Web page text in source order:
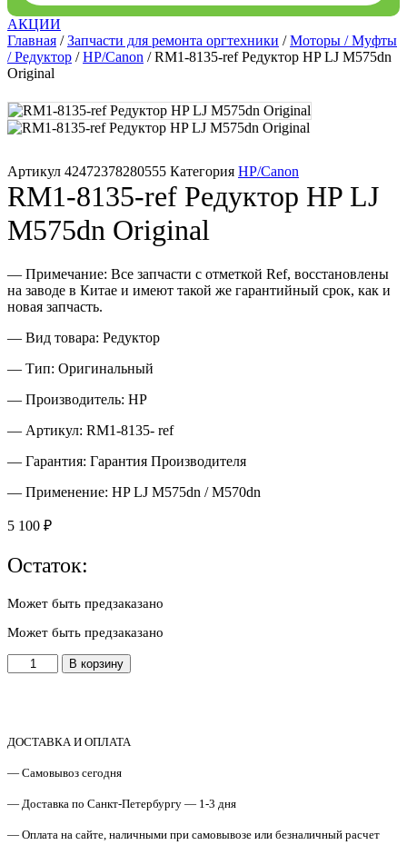
Память для принтера
Ремонт принтера. Услуги Сервисного центра.
Скрепки для финишера
Средства для сервиса / Оборудование
Товары для заправки
АКЦИИ
Главная /Запчасти для ремонта оргтехники /Моторы / Муфты
/ Редуктор /HP/Canon / RM1-8135-ref Редуктор НP LJ M575dn
Original
Артикул 42472378280555 Категория HP/Canon
RM1-8135-ref Редуктор НP LJ
M575dn Original
— Примечание: Все запчасти с отметкой Ref, восстановлены
на заводе в Китае и имеют такой же гарантийный срок, как и
новая запчасть.
— Вид товара: Редуктор
— Тип: Оригинальный
— Производитель: HP
— Артикул: RM1-8135- ref
— Гарантия: Гарантия Производителя
— Применение: НP LJ M575dn / М570dn
5 100 ₽
Остаток:
Может быть предзаказано
Может быть предзаказано
Количество
товара
Редуктор
LJ
Original
В корзину
ДОСТАВКА И ОПЛАТА
— Самовывоз сегодня
— Доставка по Санкт-Петербургу — 1-3 дня
— Оплата на сайте, наличными при самовывозе или безналичный расчет